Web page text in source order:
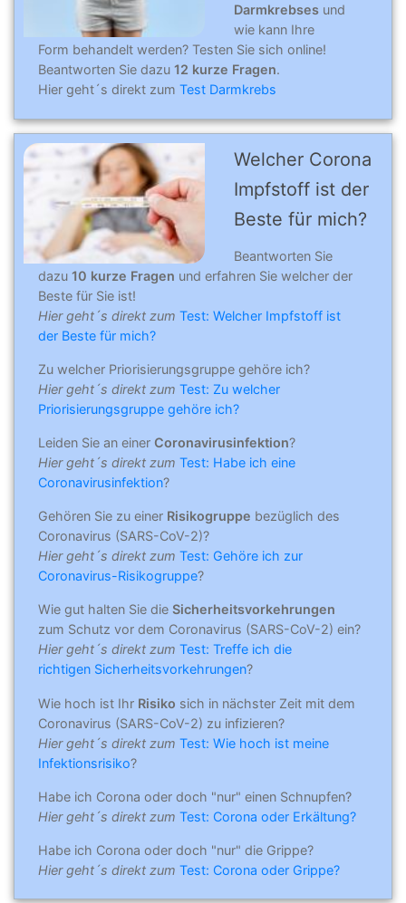
Darmkrebses und
wie kann Ihre
Form behandelt werden? Testen Sie sich online!
Beantworten Sie dazu 12 kurze Fragen.
Hier geht´s direkt zum Test Darmkrebs
Welcher Corona
Impfstoff ist der
Beste für mich?
Beantworten Sie
dazu 10 kurze Fragen und erfahren Sie welcher der
Beste für Sie ist!
Hier geht´s direkt zum Test: Welcher Impfstoff ist
der Beste für mich?
Zu welcher Priorisierungsgruppe gehöre ich?
Hier geht´s direkt zum Test: Zu welcher
Priorisierungsgruppe gehöre ich?
Leiden Sie an einer Coronavirusinfektion?
Hier geht´s direkt zum Test: Habe ich eine
Coronavirusinfektion?
Gehören Sie zu einer Risikogruppe bezüglich des
Coronavirus (SARS-CoV-2)?
Hier geht´s direkt zum Test: Gehöre ich zur
Coronavirus-Risikogruppe?
Wie gut halten Sie die Sicherheitsvorkehrungen
zum Schutz vor dem Coronavirus (SARS-CoV-2) ein?
Hier geht´s direkt zum Test: Treffe ich die
richtigen Sicherheitsvorkehrungen?
Wie hoch ist Ihr Risiko sich in nächster Zeit mit dem
Coronavirus (SARS-CoV-2) zu infizieren?
Hier geht´s direkt zum Test: Wie hoch ist meine
Infektionsrisiko?
Habe ich Corona oder doch "nur" einen Schnupfen?
Hier geht´s direkt zum Test: Corona oder Erkältung?
Habe ich Corona oder doch "nur" die Grippe?
Hier geht´s direkt zum Test: Corona oder Grippe?